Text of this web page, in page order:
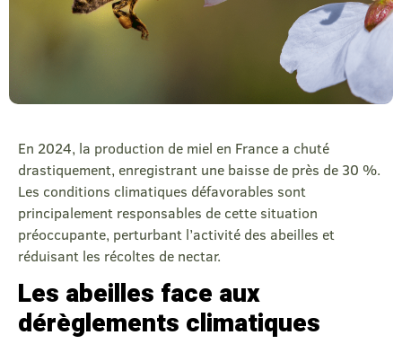
En 2024, la production de miel en France a chuté
drastiquement, enregistrant une baisse de près de 30 %.
Les conditions climatiques défavorables sont
principalement responsables de cette situation
préoccupante, perturbant l’activité des abeilles et
réduisant les récoltes de nectar.
Les abeilles face aux
dérèglements climatiques